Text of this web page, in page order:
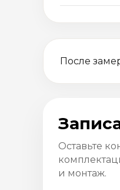
После
Оставьте
и монтаж.